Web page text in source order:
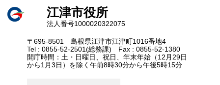
江津市役所
法人番号1000020322075
〒695-8501 島根県江津市江津町1016番地4
Tel : 0855-52-2501(総務課) Fax : 0855-52-1380
開庁時間：土・日曜日、祝日、年末年始（12月29日
から1月3日）を除く午前8時30分から午後5時15分